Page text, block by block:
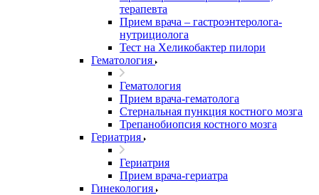
терапевта
Прием врача – гастроэнтеролога-
нутрициолога
Тест на Хеликобактер пилори
Гематология
Гематология
Прием врача-гематолога
Стернальная пункция костного мозга
Трепанобиопсия костного мозга
Гериатрия
Гериатрия
Прием врача-гериатра
Гинекология